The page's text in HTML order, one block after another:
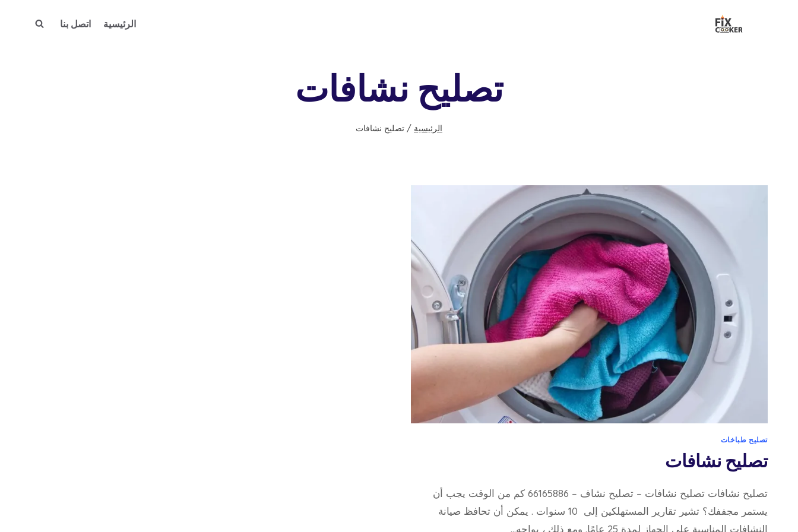
الرئيسية اتصل بنا
تصليح نشافات
الرئيسية / تصليح نشافات
تصليح طباخات
تصليح نشافات
تصليح نشافات تصليح نشافات – تصليح نشاف – 66165886 كم من الوقت يجب أن
يستمر مجففك؟ تشير تقارير المستهلكين إلى 10 سنوات . يمكن أن تحافظ صيانة
النشافات المناسبة على الجهاز لمدة 25 عامًا. ومع ذلك ، يواجه…